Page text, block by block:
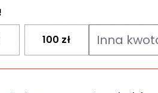
100 zł